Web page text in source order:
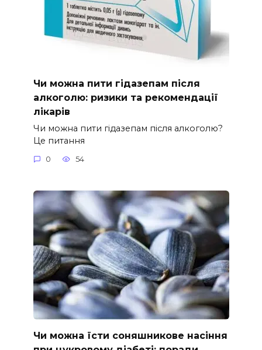
Чи можна пити гідазепам після
алкоголю: ризики та рекомендації
лікарів
Чи можна пити гідазепам після алкоголю?
Це питання
0 54
Чи можна їсти соняшникове насіння